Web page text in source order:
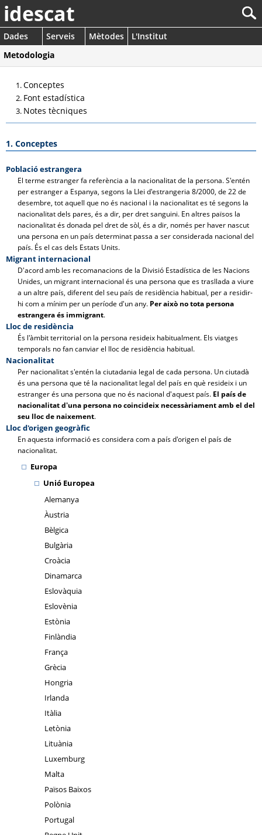
idescat
Dades Serveis Mètodes
L'Institut
Metodologia
Conceptes
Font estadística
Notes tècniques
1. Conceptes
Població estrangera
El terme estranger fa referència a la nacionalitat de la persona. S'entén
per estranger a Espanya, segons la Llei d'estrangeria 8/2000, de 22 de
desembre, tot aquell que no és nacional i la nacionalitat es té segons la
nacionalitat dels pares, és a dir, per dret sanguini. En altres països la
nacionalitat és donada pel dret de sòl, és a dir, només per haver nascut
una persona en un país determinat passa a ser considerada nacional del
país. És el cas dels Estats Units.
Migrant internacional
D'acord amb les recomanacions de la Divisió Estadística de les Nacions
Unides, un migrant internacional és una persona que es trasllada a viure
a un altre país, diferent del seu país de residència habitual, per a residir-
hi com a mínim per un període d'un any. Per això no tota persona
estrangera és immigrant.
Lloc de residència
És l'àmbit territorial on la persona resideix habitualment. Els viatges
temporals no fan canviar el lloc de residència habitual.
Nacionalitat
Per nacionalitat s'entén la ciutadania legal de cada persona. Un ciutadà
és una persona que té la nacionalitat legal del país en què resideix i un
estranger és una persona que no és nacional d'aquest país. El país de
nacionalitat d'una persona no coincideix necessàriament amb el del
seu lloc de naixement.
Lloc d'origen geogràfic
En aquesta informació es considera com a país d'origen el país de
nacionalitat.
Europa
Unió Europea
Alemanya
Àustria
Bèlgica
Bulgària
Croàcia
Dinamarca
Eslovàquia
Eslovènia
Estònia
Finlàndia
França
Grècia
Hongria
Irlanda
Itàlia
Letònia
Lituània
Luxemburg
Malta
Països Baixos
Polònia
Portugal